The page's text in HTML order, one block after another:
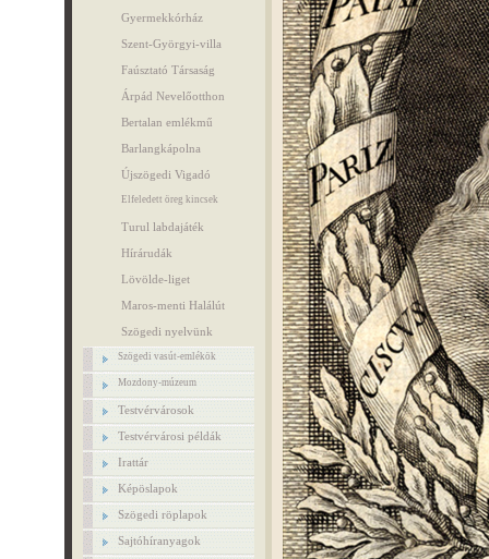
Gyermekkórház
Szent-Györgyi-villa
Faúsztató Társaság
Árpád Nevelőotthon
Bertalan emlékmű
Barlangkápolna
Újszögedi Vigadó
Elfeledett öreg kincsek
Turul labdajáték
Hírárudák
Lövölde-liget
Maros-menti Halálút
Szögedi nyelvünk
Szögedi vasút-emlékök
Mozdony-múzeum
Testvérvárosok
Testvérvárosi példák
Irattár
Képöslapok
Szögedi röplapok
Sajtóhíranyagok